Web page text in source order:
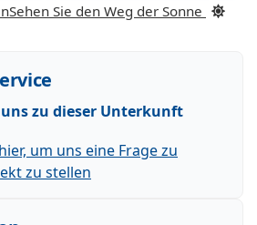
Sehen Sie den Weg der Sonne
uns zu dieser Unterkunft
um uns eine Frage zu
zu stellen